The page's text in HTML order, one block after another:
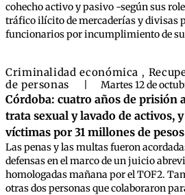
cohecho activo y pasivo -según sus
tráfico ilícito de mercaderías y divisas
funcionarios por incumplimiento de
Criminalidad económica ,
de personas
Martes 12 de
Córdoba: cuatro años de prisión
trata sexual y lavado de activos,
víctimas por 31 millones de pesos
Las penas y las multas fueron
defensas en el marco de un juicio
homologadas mañana por el TOF2.
otras dos personas que colaboraron